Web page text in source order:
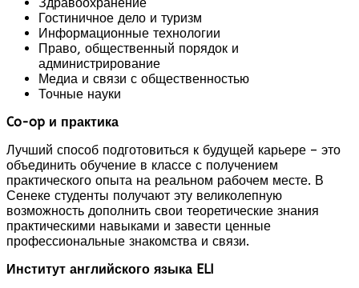
Гостиничное дело и туризм
Информационные технологии
Право, общественный порядок и
администрирование
Медиа и связи с общественностью
Точные науки
Co-op и практика
Лучший способ подготовиться к будущей карьере – это
объединить обучение в классе с получением
практического опыта на реальном рабочем месте. В
Сенеке студенты получают эту великолепную
возможность дополнить свои теоретические знания
практическими навыками и завести ценные
профессиональные знакомства и связи.
Институт английского языка ELI